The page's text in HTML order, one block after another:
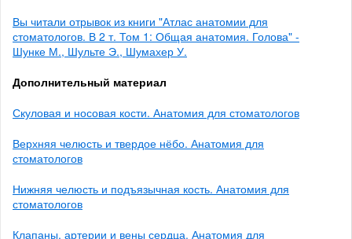
Вы читали отрывок из книги "Атлас анатомии для
стоматологов. В 2 т. Том 1: Общая анатомия. Голова" -
Шунке М., Шульте Э., Шумахер У.
Дополнительный материал
Скуловая и носовая кости. Анатомия для стоматологов
Верхняя челюсть и твердое нёбо. Анатомия для
стоматологов
Нижняя челюсть и подъязычная кость. Анатомия для
стоматологов
Клапаны, артерии и вены сердца. Анатомия для